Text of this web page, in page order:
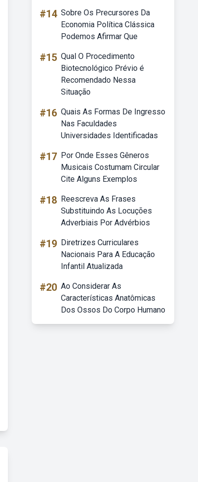
#14 Sobre Os Precursores Da
Economia Política Clássica
Podemos Afirmar Que
#15 Qual O Procedimento
Biotecnológico Prévio é
Recomendado Nessa
Situação
#16 Quais As Formas De Ingresso
Nas Faculdades
Universidades Identificadas
#17 Por Onde Esses Gêneros
Musicais Costumam Circular
Cite Alguns Exemplos
#18 Reescreva As Frases
Substituindo As Locuções
Adverbiais Por Advérbios
#19 Diretrizes Curriculares
Nacionais Para A Educação
Infantil Atualizada
#20 Ao Considerar As
Características Anatômicas
Dos Ossos Do Corpo Humano